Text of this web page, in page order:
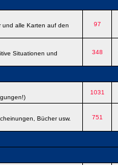
und alle Karten auf den
97
Situationen und
348
1031
Bücher usw.
751